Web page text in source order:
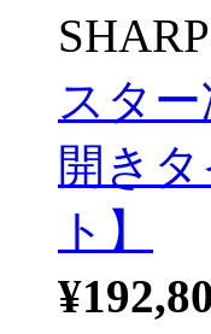
スタ
開き
ト】